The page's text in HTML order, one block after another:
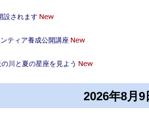
設されます
ティア養成公開講座
の川と夏の星座を見よう
2026年8月9